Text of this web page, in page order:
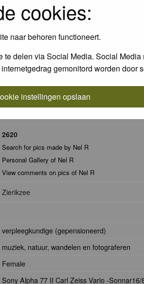
cookies:
naar behoren functioneert.
delen via Social Media. Social
gemonitord worden door
instellingen opslaan
[0.16% of total / 0.02 posts per day]
Find all posts by Nel R
32468
Search for comments by this user
2620
Search for pics made by Nel R
Personal Gallery of Nel R
View comments on pics of Nel R
Zierikzee
verpleegkundige (gepensioneerd)
muziek, natuur, wandelen en fotograferen
Female
Sony Alpha 77 II Carl Zeiss Vario -Sonnar16/